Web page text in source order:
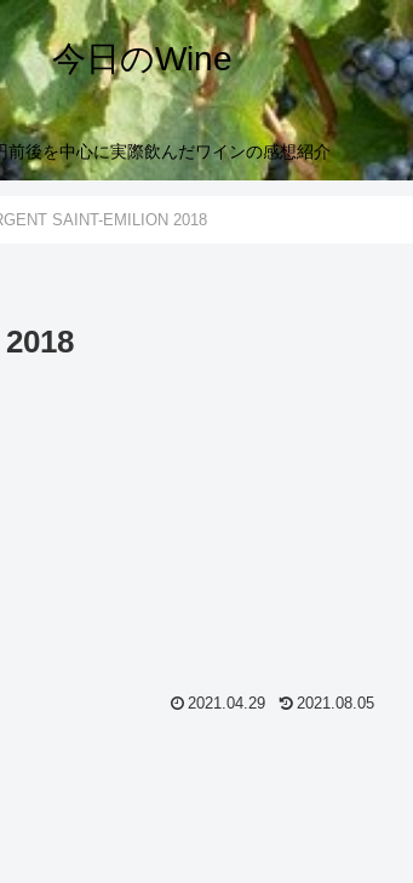
今日のWine
前後を中心に実際飲んだワインの感想紹介
SAINT-EMILION 2018
2021.04.29 2021.08.05